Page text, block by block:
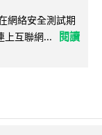
網絡安全測試期
上互聯網...
閱讀